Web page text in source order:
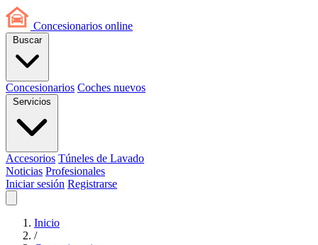
Concesionarios online
Buscar
Concesionarios Coches nuevos
Servicios
Accesorios Túneles de Lavado
Noticias Profesionales
Iniciar sesión Registrarse
Inicio
/